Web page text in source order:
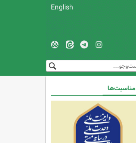
English
مناسبت‌ها